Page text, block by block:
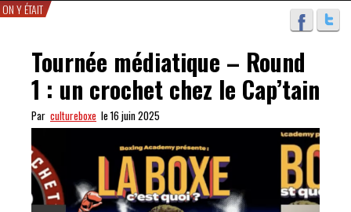
ON Y ÉTAIT
Tournée médiatique – Round
1 : un crochet chez le Cap’tain
Par cultureboxe le 16 juin 2025